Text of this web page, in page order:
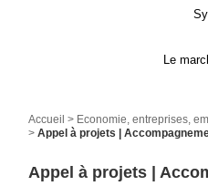
Le
Accueil > Economie, entreprises,
> Appel à projets |
Appel à projets |